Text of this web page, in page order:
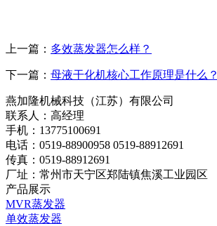
上一篇： 多效蒸发器怎么样？
下一篇： 母液干化机核心工作原理是什么？
燕加隆机械科技（江苏）有限公司
联系人：高经理
手机：13775100691
电话：0519-88900958 0519-88912691
传真：0519-88912691
厂址：常州市天宁区郑陆镇焦溪工业园区
产品展示
MVR蒸发器
单效蒸发器